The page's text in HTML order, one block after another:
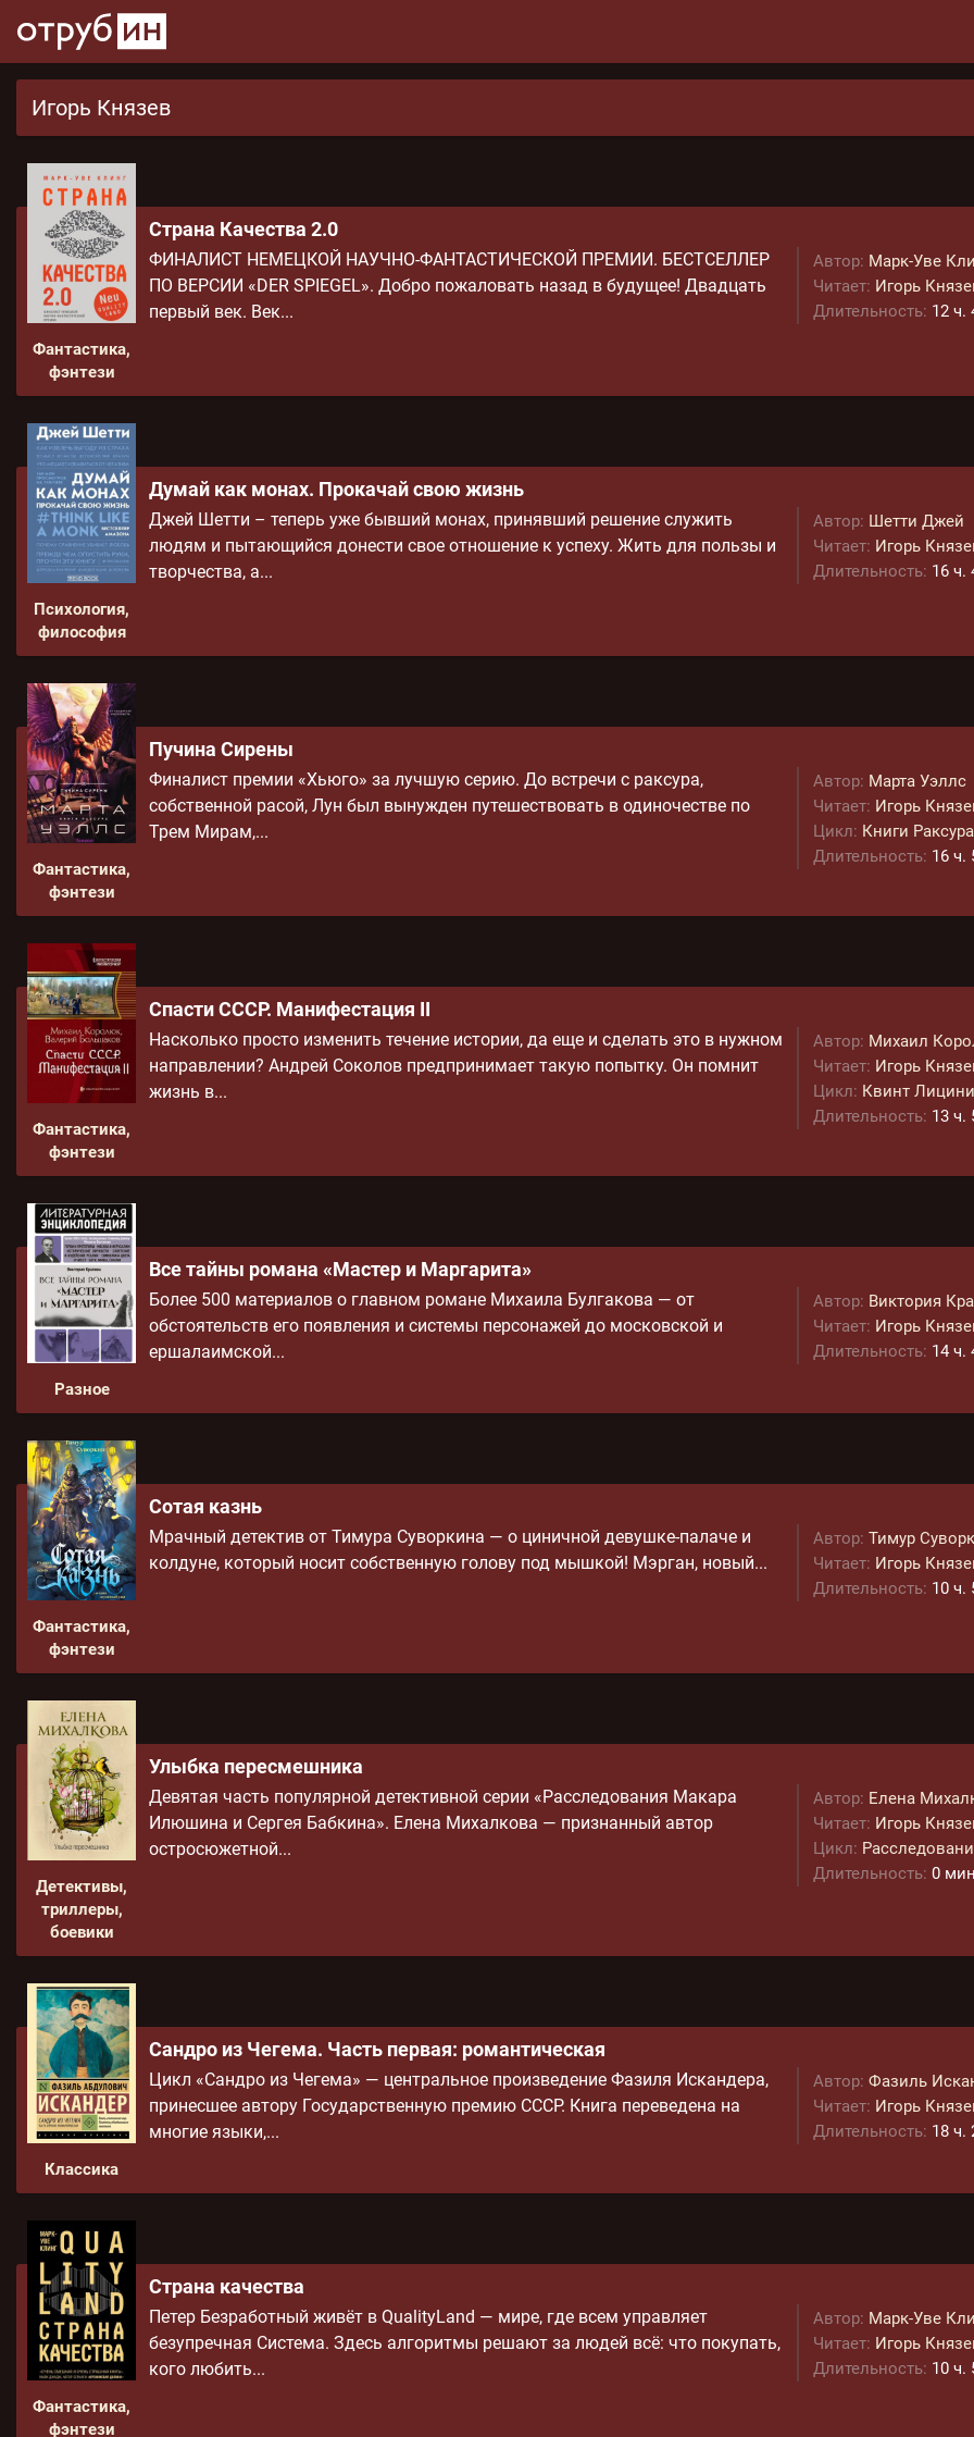
Игорь Князев
Фантастика,
фэнтези
Страна Качества 2.0
Автор: Марк-Уве
Читает: Игорь
Длительность: 12 ч.
ФИНАЛИСТ НЕМЕЦКОЙ НАУЧНО-ФАНТАСТИЧЕСКОЙ ПРЕМИИ. БЕСТСЕЛЛЕР
ПО ВЕРСИИ «DER SPIEGEL». Добро пожаловать назад в будущее! Двадцать
первый век. Век...
Психология,
философия
Думай как монах. Прокачай свою жизнь
Автор: Шетти Джей
Читает: Игорь
Длительность: 16 ч.
Джей Шетти – теперь уже бывший монах, принявший решение служить
людям и пытающийся донести свое отношение к успеху. Жить для пользы и
творчества, а...
Фантастика,
фэнтези
Пучина Сирены
Автор: Марта Уэллс
Читает: Игорь
Цикл: Книги Раксура
Длительность: 16 ч.
Финалист премии «Хьюго» за лучшую серию. До встречи с раксура,
собственной расой, Лун был вынужден путешествовать в одиночестве по
Трем Мирам,...
Фантастика,
фэнтези
Спасти СССР. Манифестация II
Автор: Михаил
Читает: Игорь
Цикл: Квинт
Длительность: 13 ч.
Насколько просто изменить течение истории, да еще и сделать это в нужном
направлении? Андрей Соколов предпринимает такую попытку. Он помнит
жизнь в...
Разное
Все тайны романа «Мастер и Маргарита»
Автор: Виктория
Читает: Игорь
Длительность: 14 ч.
Более 500 материалов о главном романе Михаила Булгакова — от
обстоятельств его появления и системы персонажей до московской и
ершалаимской...
Фантастика,
фэнтези
Сотая казнь
Автор: Тимур
Читает: Игорь
Длительность: 10 ч.
Мрачный детектив от Тимура Суворкина — о циничной девушке-палаче и
колдуне, который носит собственную голову под мышкой! Мэрган, новый...
Детективы,
триллеры,
боевики
Улыбка пересмешника
Автор: Елена
Читает: Игорь
Цикл:
Длительность: 0
Девятая часть популярной детективной серии «Расследования Макара
Илюшина и Сергея Бабкина». Елена Михалкова — признанный автор
остросюжетной...
Классика
Сандро из Чегема. Часть первая: романтическая
Автор: Фазиль
Читает: Игорь
Длительность: 18 ч.
Цикл «Сандро из Чегема» — центральное произведение Фазиля Искандера,
принесшее автору Государственную премию СССР. Книга переведена на
многие языки,...
Фантастика,
фэнтези
Страна качества
Автор: Марк-Уве
Читает: Игорь
Длительность: 10 ч.
Петер Безработный живёт в QualityLand — мире, где всем управляет
безупречная Система. Здесь алгоритмы решают за людей всё: что покупать,
кого любить...